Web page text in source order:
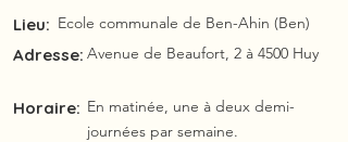
Lieu: Ecole communale de Ben-Ahin (Ben)
Adresse: Avenue de Beaufort, 2 à 4500 Huy
Horaire: En matinée, une à deux demi-
journées par semaine.